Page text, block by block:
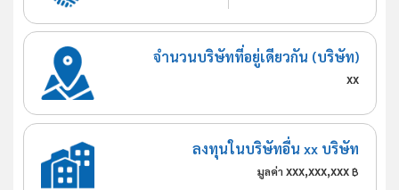
จำนวนบริษัทที่อยู่เดียวกัน (บริษัท)
xx
ลงทุนในบริษัทอื่น xx บริษัท
มูลค่า xxx,xxx,xxx ฿